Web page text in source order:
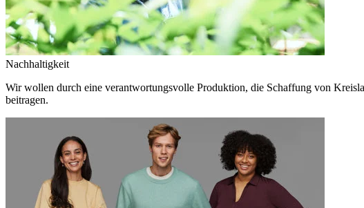
Nachhaltigkeit
Wir wollen durch eine verantwortungsvolle Produktion, die Schaffung von
beitragen.